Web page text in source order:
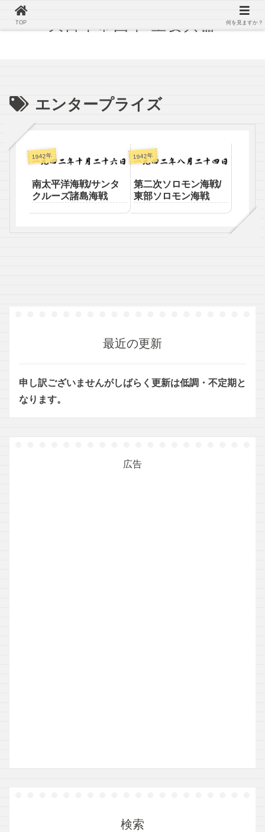
エンタープライズ
1942年
南太平洋海戦/サンタ
クルーズ諸島海戦
1942年
第二次ソロモン海戦/
東部ソロモン海戦
最近の更新
申し訳ございませんがしばらく更新は低調・不定期と
なります。
広告
検索
TOP 何を見ますか？